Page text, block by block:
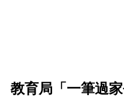
教育局「一筆過